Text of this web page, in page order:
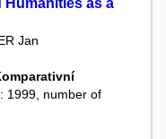
Jan
1999, number of